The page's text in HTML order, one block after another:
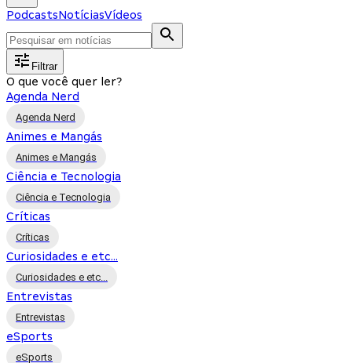
PodcastsNotíciasVídeos
Filtrar
O que você quer ler?
Agenda Nerd
Agenda Nerd
Animes e Mangás
Animes e Mangás
Ciência e Tecnologia
Ciência e Tecnologia
Críticas
Críticas
Curiosidades e etc...
Curiosidades e etc...
Entrevistas
Entrevistas
eSports
eSports